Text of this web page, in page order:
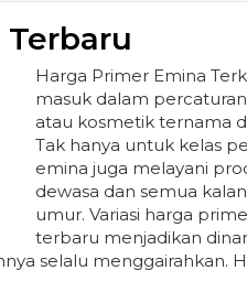
Harga Primer Emina
masuk dalam
atau kosmetik ternama
Tak hanya untuk kelas
emina juga melayani
dewasa dan semua
umur. Variasi harga
terbaru menjadikan
selalu menggairahkan.